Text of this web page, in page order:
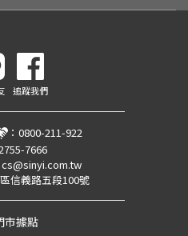
追蹤我們
： 0800-211-922
7666
cs@sinyi.com.tw
信義路五段100號
市據點